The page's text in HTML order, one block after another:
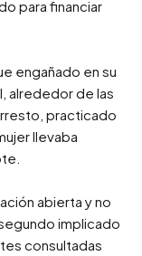
para financiar
engañado en su
alrededor de las
practicado
llevaba
abierta y no
implicado
consultadas